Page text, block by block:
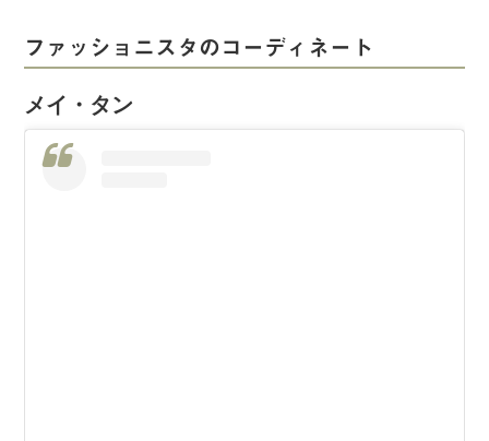
ファッショニスタのコーディネート
メイ・タン